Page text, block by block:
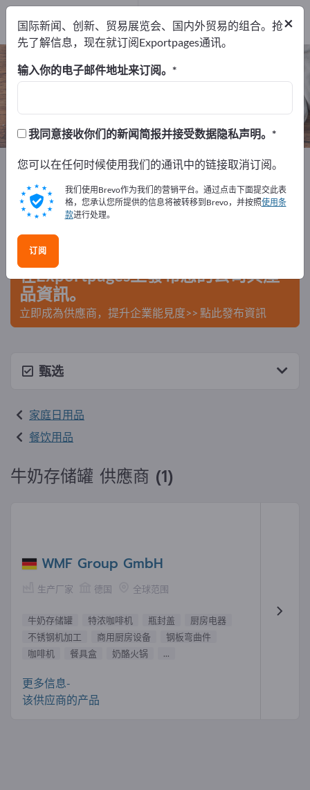
牛奶存储罐 – 查找制造商和供应商
1 1
出口商1
制造商1
Exportpages 家庭日用品和住宅
家庭日用品
牛奶存储罐
在Exportpages免費刊登廣告！
需求 – 供應 – 二手商品 – 商業聯繫 >> 由此開始
在Exportpages上發布您的公司與產
品資訊。
立即成為供應商，提升企業能見度>> 點此發布資訊
甄选
家庭日用品
餐饮用品
牛奶存储罐 供應商 (1)
WMF Group GmbH
生产厂家 德国 全球范围
牛奶存储罐 特浓咖啡机 瓶封盖
厨房电器
不锈钢机加工
商用厨房设备
钢板弯曲件
咖啡机
餐具盒 奶酪火锅 ...
更多信息-
该供应商的产品
×
国际新闻、创新、贸易展览会、国内外贸易的组合。抢
先了解信息，现在就订阅Exportpages通讯。
输入你的电子邮件地址来订阅。
我同意接收你们的新闻简报并接受数据隐私声明。
您可以在任何时候使用我们的通讯中的链接取消订阅。
我们使用Brevo作为我们的营销平台。通过点击下面提交此表
格，您承认您所提供的信息将被转移到Brevo，并按照使用条
款进行处理。
订阅